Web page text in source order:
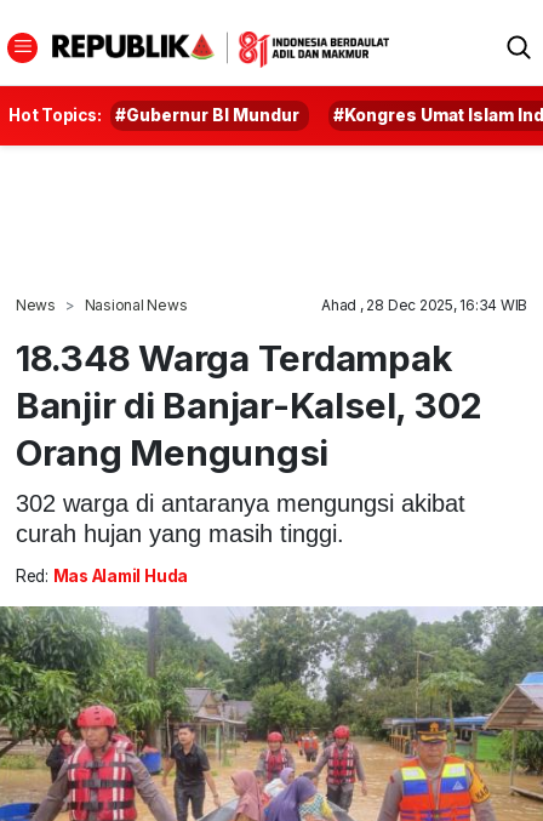
Hot Topics: #Gubernur BI Mundur #Kongres Umat Islam
News Nasional News Ahad , 28 Dec 2025, 16:34 WIB
18.348 Warga Terdampak
Banjir di Banjar-Kalsel, 302
Orang Mengungsi
302 warga di antaranya mengungsi akibat
curah hujan yang masih tinggi.
Red: Mas Alamil Huda